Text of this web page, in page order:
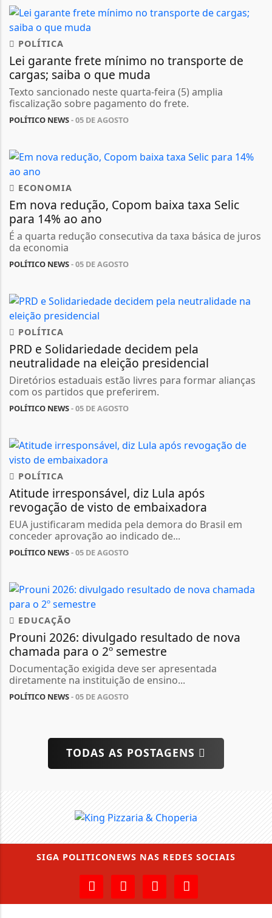
POLÍTICA
Lei garante frete mínimo no transporte de
cargas; saiba o que muda
Texto sancionado neste quarta-feira (5) amplia
fiscalização sobre pagamento do frete.
POLÍTICO NEWS- 05 DE AGOSTO
ECONOMIA
Em nova redução, Copom baixa taxa Selic
para 14% ao ano
É a quarta redução consecutiva da taxa básica de juros
da economia
POLÍTICO NEWS- 05 DE AGOSTO
POLÍTICA
PRD e Solidariedade decidem pela
neutralidade na eleição presidencial
Diretórios estaduais estão livres para formar alianças
com os partidos que preferirem.
POLÍTICO NEWS- 05 DE AGOSTO
POLÍTICA
Atitude irresponsável, diz Lula após
revogação de visto de embaixadora
EUA justificaram medida pela demora do Brasil em
conceder aprovação ao indicado de...
POLÍTICO NEWS- 05 DE AGOSTO
EDUCAÇÃO
Prouni 2026: divulgado resultado de nova
chamada para o 2º semestre
Documentação exigida deve ser apresentada
diretamente na instituição de ensino...
POLÍTICO NEWS- 05 DE AGOSTO
TODAS AS POSTAGENS
SIGA POLITICONEWS NAS REDES SOCIAIS